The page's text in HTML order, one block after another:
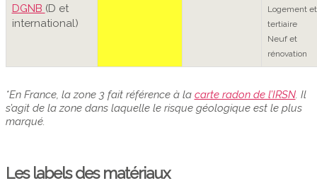
DGNB (D et
international)
Logement et
tertiaire
Neuf et
rénovation
*En France, la zone 3 fait référence à la carte radon de l’IRSN. Il
s’agit de la zone dans laquelle le risque géologique est le plus
marqué.
Les labels des matériaux